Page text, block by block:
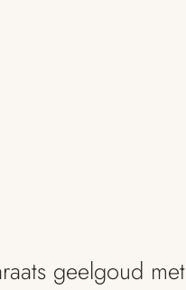
geelgoud met